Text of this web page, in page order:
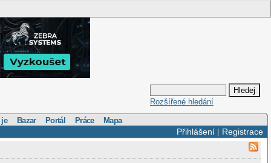
Rozšířené hledání
je Bazar Portál Práce Mapa
Přihlášení| Registrace